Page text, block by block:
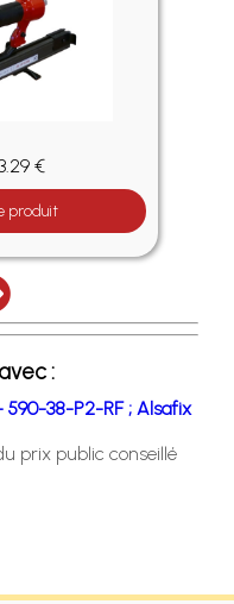
€
produit
:
590-38-P2-RF ; Alsafix
prix public conseillé